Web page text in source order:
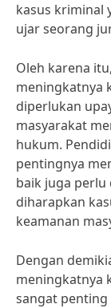
kasus kriminal
ujar seorang
Oleh karena
meningkatnya
diperlukan
masyarakat
hukum.
pentingnya
baik juga
diharapkan
keamanan
Dengan
meningkatnya
sangat penting